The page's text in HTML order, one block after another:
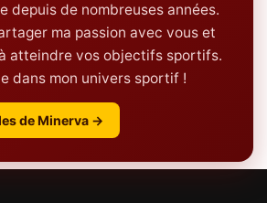
depuis de nombreuses années.
ma passion avec vous et
atteindre vos objectifs sportifs.
dans mon univers sportif !
de Minerva →